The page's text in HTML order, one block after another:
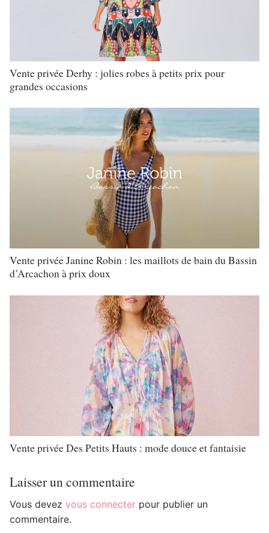
Vente privée Derhy : jolies robes à petits prix pour
grandes occasions
Vente privée Janine Robin : les maillots de bain du Bassin
d’Arcachon à prix doux
Vente privée Des Petits Hauts : mode douce et fantaisie
Laisser un commentaire
Vous devez vous connecter pour publier un
commentaire.